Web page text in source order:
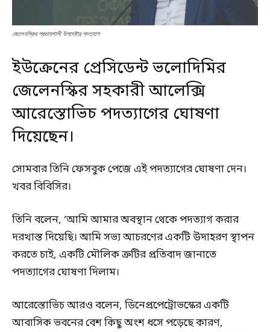
জেলেনস্কির প্রভাবশালী উপদেষ্টার পদত্যাগ
ইউক্রেনের প্রেসিডেন্ট ভলোদিমির
জেলেনস্কির সহকারী আলেক্সি
আরেস্তোভিচ পদত্যাগের ঘোষণা
দিয়েছেন।
সোমবার তিনি ফেসবুক পেজে এই পদত্যাগের ঘোষণা দেন।
খবর বিবিসির।
তিনি বলেন, ‘আমি আমার অবস্থান থেকে পদত্যাগ করার
দরখাস্ত দিয়েছি। আমি সভ্য আচরণের একটি উদাহরণ স্থাপন
করতে চাই, একটি মৌলিক ত্রুটির প্রতিবাদ জানাতে
পদত্যাগের ঘোষণা দিলাম।
আরেস্তোভিচ আরও বলেন, ডিনেপ্রপেট্রোভস্কের একটি
আবাসিক ভবনের বেশ কিছু অংশ ধসে পড়েছে কারণ,